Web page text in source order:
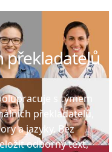
překladatelů
s týmem
překladatelů,
a jazyky. Bez
odborný text,